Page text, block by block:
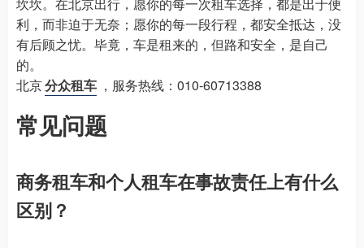
利，而非迫于无奈；愿你的每一段行程，都安全抵达，没
有后顾之忧。毕竟，车是租来的，但路和安全，是自己
的。
北京分众租车 ，服务热线：010-60713388
常见问题
商务租车和个人租车在事故责任上有什么
区别？